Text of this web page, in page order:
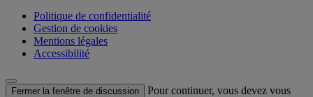
Politique de confidentialité
Gestion de cookies
Mentions légales
Accessibilité
Fermer la fenêtre de discussion
Pour continuer, vous devez vous